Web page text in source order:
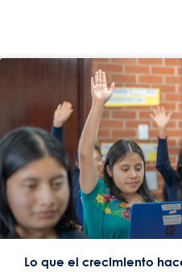
Lo que el crecimiento